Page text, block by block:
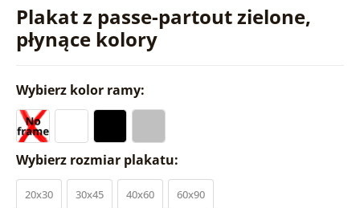
Plakat z passe-partout zielone,
płynące kolory
Wybierz kolor ramy:
Wybierz rozmiar plakatu:
20x30 30x45 40x60 60x90